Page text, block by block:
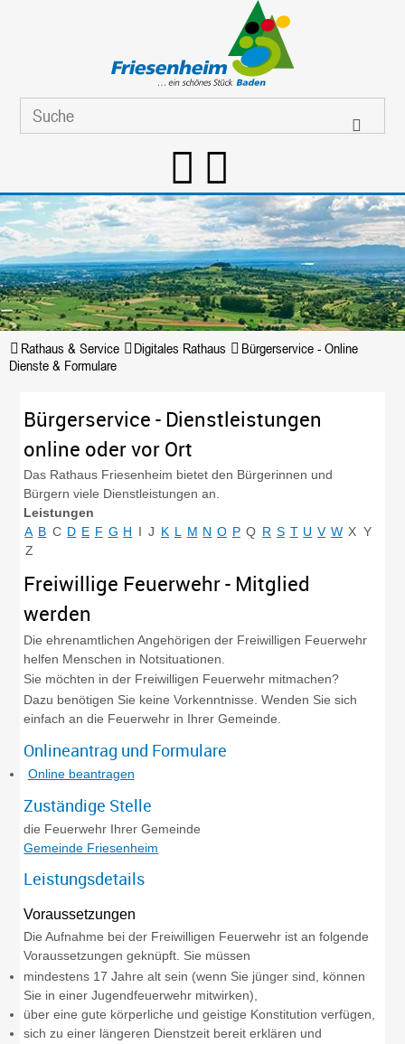
Rathaus & Service Digitales Rathaus
Bürgerservice - Online
Dienste & Formulare
Bürgerservice - Dienstleistungen
online oder vor Ort
Das Rathaus Friesenheim bietet den Bürgerinnen und
Bürgern viele Dienstleistungen an.
Leistungen
A B C D E F G H I J K L M N O P Q R S T U V W X Y
Z
Freiwillige Feuerwehr - Mitglied
werden
Die ehrenamtlichen Angehörigen der Freiwilligen Feuerwehr
helfen Menschen in Notsituationen.
Sie möchten in der Freiwilligen Feuerwehr mitmachen?
Dazu benötigen Sie keine Vorkenntnisse. Wenden Sie sich
einfach an die Feuerwehr in Ihrer Gemeinde.
Onlineantrag und Formulare
Online beantragen
Zuständige Stelle
die Feuerwehr Ihrer Gemeinde
Gemeinde Friesenheim
Leistungsdetails
Voraussetzungen
Die Aufnahme bei der Freiwilligen Feuerwehr ist an folgende
Voraussetzungen geknüpft. Sie müssen
mindestens 17 Jahre alt sein (wenn Sie jünger sind, können
Sie in einer Jugendfeuerwehr mitwirken),
über eine gute körperliche und geistige Konstitution verfügen,
sich zu einer längeren Dienstzeit bereit erklären und